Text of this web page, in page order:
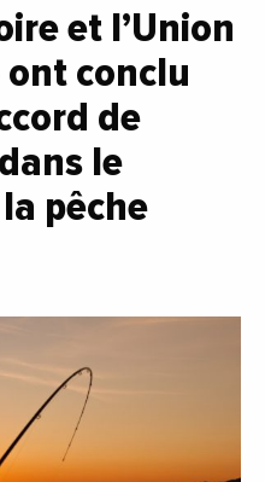
et l’Union
conclu
de
le
pêche